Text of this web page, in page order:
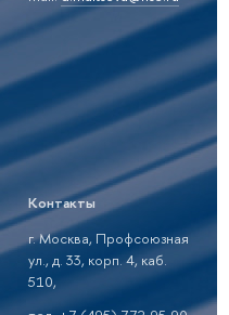
Контакты
г. Москва, Профсоюзная
ул., д. 33, корп. 4, каб.
510,